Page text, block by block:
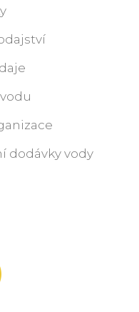
dodávky vody